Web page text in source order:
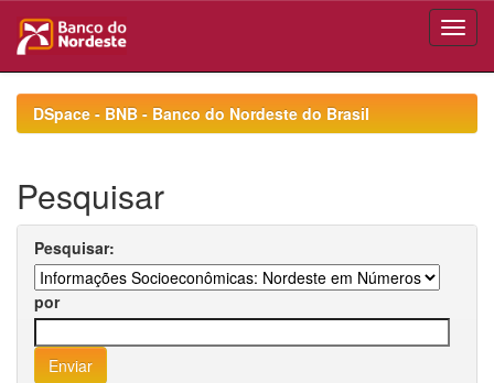
navigationDSpace - BNB - Banco do Nordeste do Brasil
Pesquisar
Pesquisar:
por